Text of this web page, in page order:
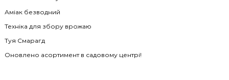
Аміак безводний
Техніка для збору врожаю
Туя Смарагд
Оновлено асортимент в садовому центрі!